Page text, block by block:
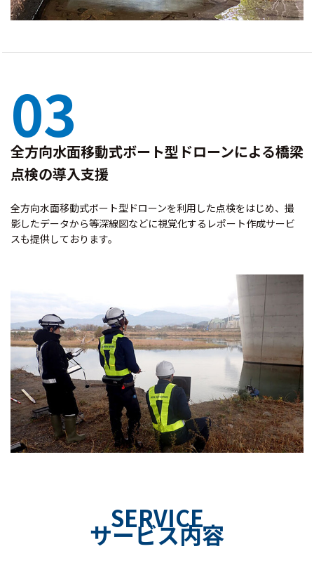
03
全方向水面移動式ボート型ドローンによる橋梁
点検の導入支援
全方向水面移動式ボート型ドローンを利用した点検をはじめ、撮
影したデータから等深線図などに視覚化するレポート作成サービ
スも提供しております。
SERVICE
サービス内容